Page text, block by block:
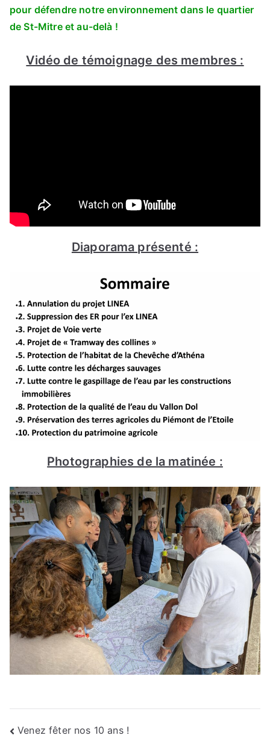
Vert
pour défendre notre environnement dans le quartier
de St-Mitre et au-delà !
Vidéo de témoignage des membres :
Diaporama présenté :
Photographies de la matinée :
Navigation
Venez fêter nos 10 ans !